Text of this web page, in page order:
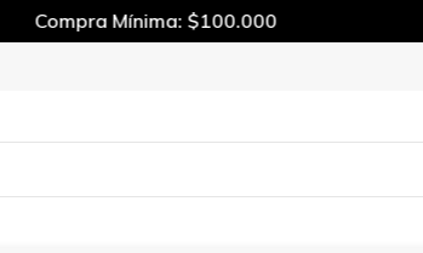
Compra Mínima: $100.000